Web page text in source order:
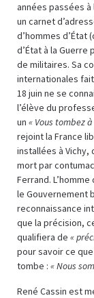
années passées
un carnet
d’hommes d’État
d’État à la
de militaires. Sa
internationales fait
18 juin ne se
l’élève du
un « Vous tombez
rejoint la France
installées à Vichy,
mort par
Ferrand.
le Gouvernement
reconnaissance
que la précision,
qualifiera de «
pour savoir ce
tombe : « Nous
René Cassin est